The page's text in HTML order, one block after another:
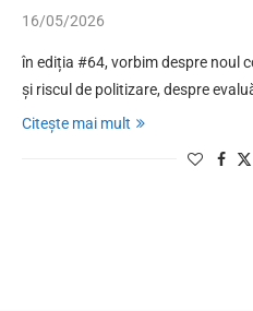
16/05/2026
în ediția #64, vorbim despre noul
și riscul de politizare, despre
Citește mai mult